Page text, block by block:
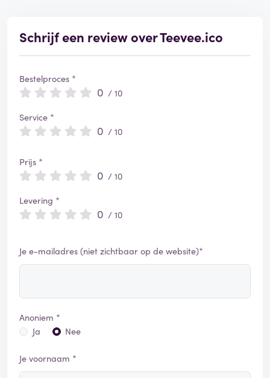
Schrijf een review over Teevee.ico
Bestelproces *
0 / 10
Service *
0 / 10
Prijs *
0 / 10
Levering *
0 / 10
Je e-mailadres (niet zichtbaar op de website)*
Anoniem *
Ja
Nee
Je voornaam *